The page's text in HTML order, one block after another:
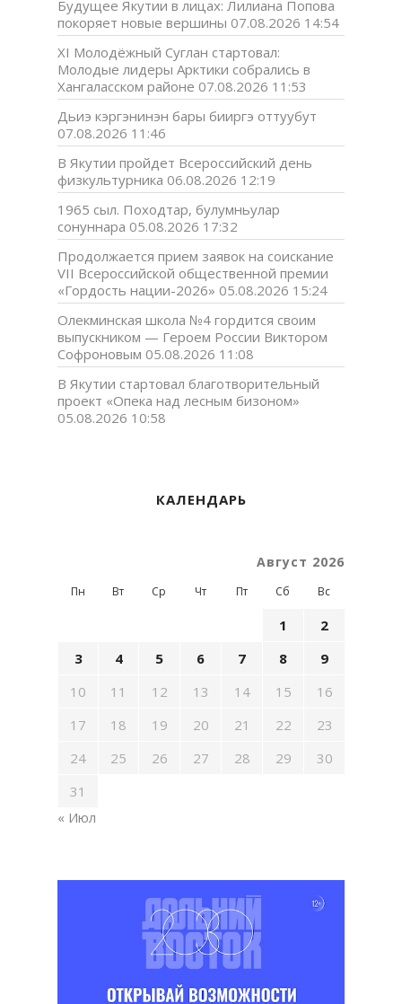
Будущее Якутии в лицах: Лилиана Попова
покоряет новые вершины 07.08.2026 14:54
XI Молодёжный Суглан стартовал:
Молодые лидеры Арктики собрались в
Хангаласском районе 07.08.2026 11:53
Дьиэ кэргэнинэн бары бииргэ оттуубут
07.08.2026 11:46
В Якутии пройдет Всероссийский день
физкультурника 06.08.2026 12:19
1965 сыл. Походтар, булумньулар
сонуннара 05.08.2026 17:32
Продолжается прием заявок на соискание
VII Всероссийской общественной премии
«Гордость нации-2026» 05.08.2026 15:24
Олекминская школа №4 гордится своим
выпускником — Героем России Виктором
Софроновым 05.08.2026 11:08
В Якутии стартовал благотворительный
проект «Опека над лесным бизоном»
05.08.2026 10:58
КАЛЕНДАРЬ
Август 2026
Пн Вт Ср Чт Пт Сб Вс
1
2
3
4 5 6 7 8
9
10
11 12 13 14 15
16
17
18 19 20 21 22
23
24
25 26 27 28 29
30
31
« Июл